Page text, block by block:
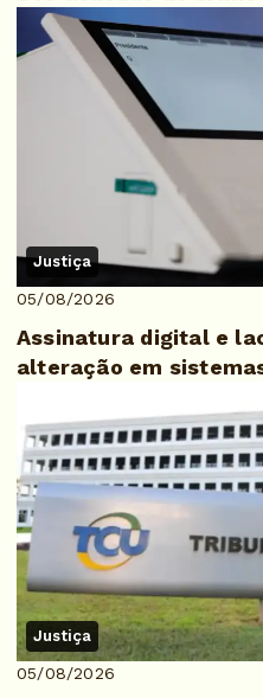
Justiça
05/08/2026
Assinatura digital e
alteração em
Justiça
05/08/2026